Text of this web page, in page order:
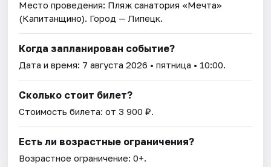
Место проведения: Пляж санатория «Мечта»
(Капитанщино). Город — Липецк.
Когда запланирован событие?
Дата и время: 7 августа 2026 • пятница • 10:00.
Сколько стоит билет?
Стоимость билета: от 3 900 ₽.
Есть ли возрастные ограничения?
Возрастное ограничение: 0+.